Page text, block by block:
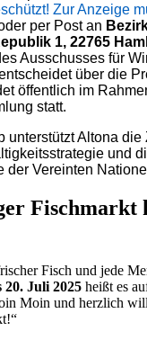
Zur Anzeige
per Post an
1, 22765
Ausschusses für
über die
öffentlich im
statt.
unterstützt Altona die
und
der Vereinten
Fischmarkt
Fisch und jede
20. Juli 2025 heißt es
Moin und herzlich